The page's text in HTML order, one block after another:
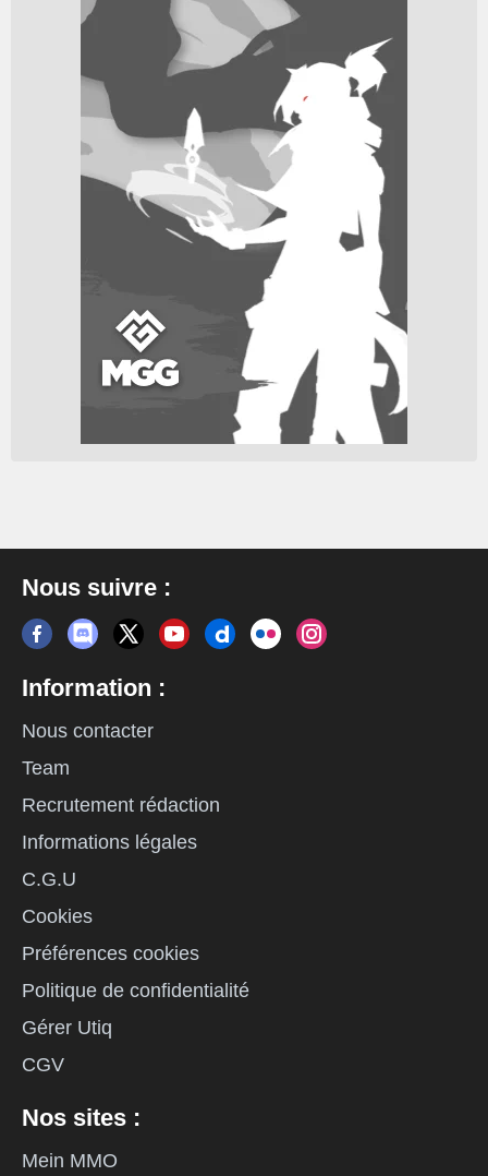
Nous suivre :
Information :
Nous contacter
Team
Recrutement rédaction
Informations légales
C.G.U
Cookies
Préférences cookies
Politique de confidentialité
Gérer Utiq
CGV
Nos sites :
Mein MMO